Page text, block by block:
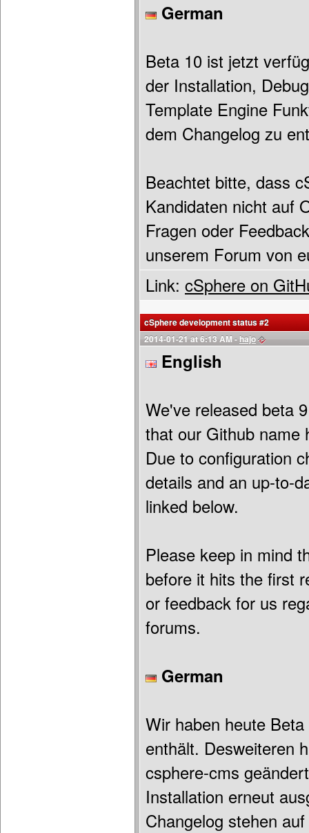
German
Beta 10 ist jetzt
der Installation,
Template Engine
dem Changelog zu
Beachtet bitte, dass
Kandidaten nicht auf
Fragen oder
unserem Forum von
Link: cSphere on
cSphere development status #2
2014-01-21 at 6:13 AM - hajo
English
We've released beta
that our Github name
Due to configuration
details and an up-to-
linked below.
Please keep in mind
before it hits the first
or feedback for us
forums.
German
Wir haben heute
enthält. Desweiteren
csphere-cms
Installation erneut
Changelog stehen